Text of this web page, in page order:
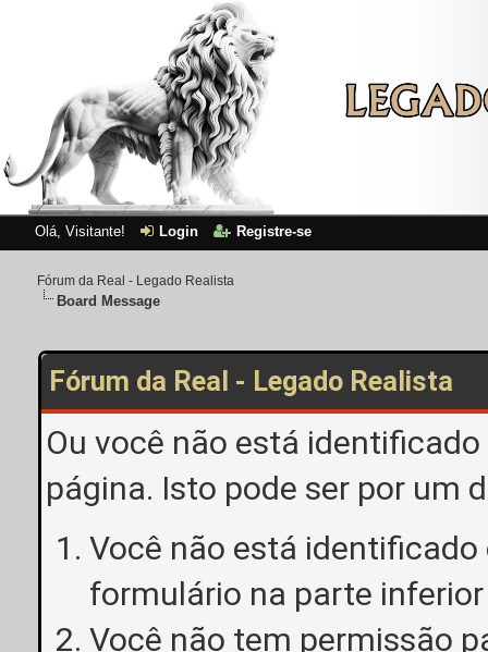
Olá, Visitante! Login Registre-se
Fórum da Real - Legado Realista
Board Message
Fórum da Real - Legado Realista
Ou você não está
página. Isto pode ser por um
Você não está
formulário na parte
Você não tem permissão